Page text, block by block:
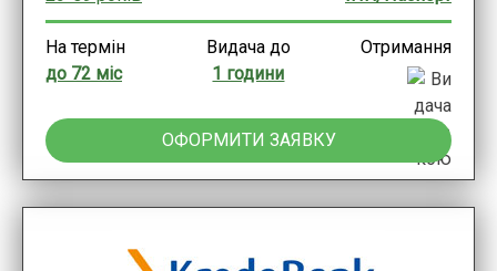
На термін
до 72 міс
Видача до
1 години
Отримання
ОФОРМИТИ ЗАЯВКУ